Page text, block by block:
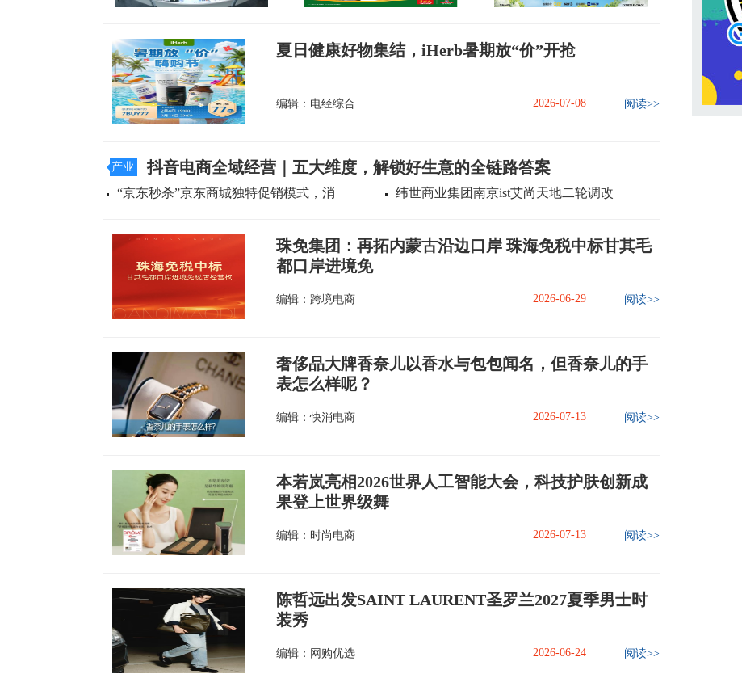
夏日健康好物集结，iHerb暑期放“价”开抢
编辑：电经综合 2026-07-08 阅读>>
产业 抖音电商全域经营｜五大维度，解锁好生意的全链路答案
“京东秒杀”京东商城独特促销模式，消 纬世商业集团南京ist艾尚天地二轮调改
珠免集团：再拓内蒙古沿边口岸 珠海免税中标甘其毛
都口岸进境免
编辑：跨境电商 2026-06-29 阅读>>
奢侈品大牌香奈儿以香水与包包闻名，但香奈儿的手
表怎么样呢？
编辑：快消电商 2026-07-13 阅读>>
本若岚亮相2026世界人工智能大会，科技护肤创新成
果登上世界级舞
编辑：时尚电商 2026-07-13 阅读>>
陈哲远出发SAINT LAURENT圣罗兰2027夏季男士时
装秀
编辑：网购优选 2026-06-24 阅读>>